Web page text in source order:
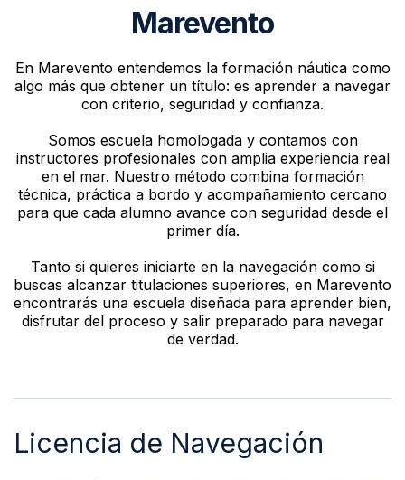
Marevento
En Marevento entendemos la formación náutica como
algo más que obtener un título: es aprender a navegar
con criterio, seguridad y confianza.
Somos escuela homologada y contamos con
instructores profesionales con amplia experiencia real
en el mar. Nuestro método combina formación
técnica, práctica a bordo y acompañamiento cercano
para que cada alumno avance con seguridad desde el
primer día.
Tanto si quieres iniciarte en la navegación como si
buscas alcanzar titulaciones superiores, en Marevento
encontrarás una escuela diseñada para aprender bien,
disfrutar del proceso y salir preparado para navegar
de verdad.
Licencia de Navegación